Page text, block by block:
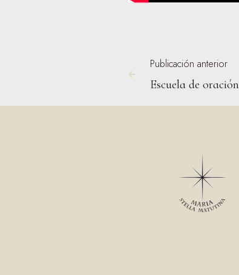

Publicación anterior
Escuela de oración